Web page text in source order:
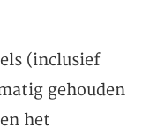
(inclusief
gehouden
het